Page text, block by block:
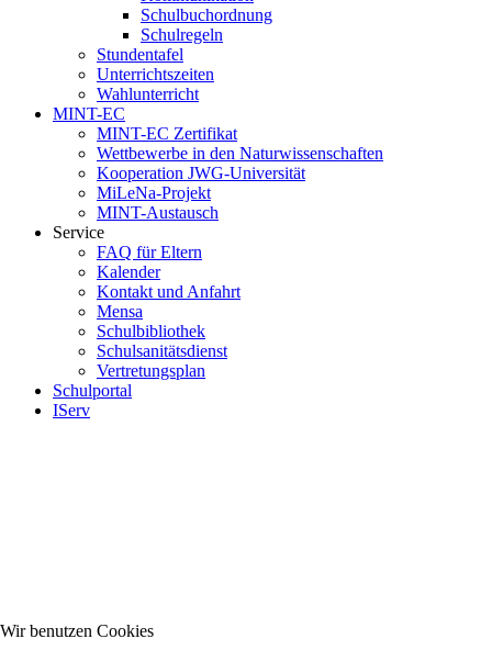
Schulbuchordnung
Schulregeln
Stundentafel
Unterrichtszeiten
Wahlunterricht
MINT-EC
MINT-EC Zertifikat
Wettbewerbe in den Naturwissenschaften
Kooperation JWG-Universität
MiLeNa-Projekt
MINT-Austausch
Service
FAQ für Eltern
Kalender
Kontakt und Anfahrt
Mensa
Schulbibliothek
Schulsanitätsdienst
Vertretungsplan
Schulportal
IServ
Wir benutzen Cookies